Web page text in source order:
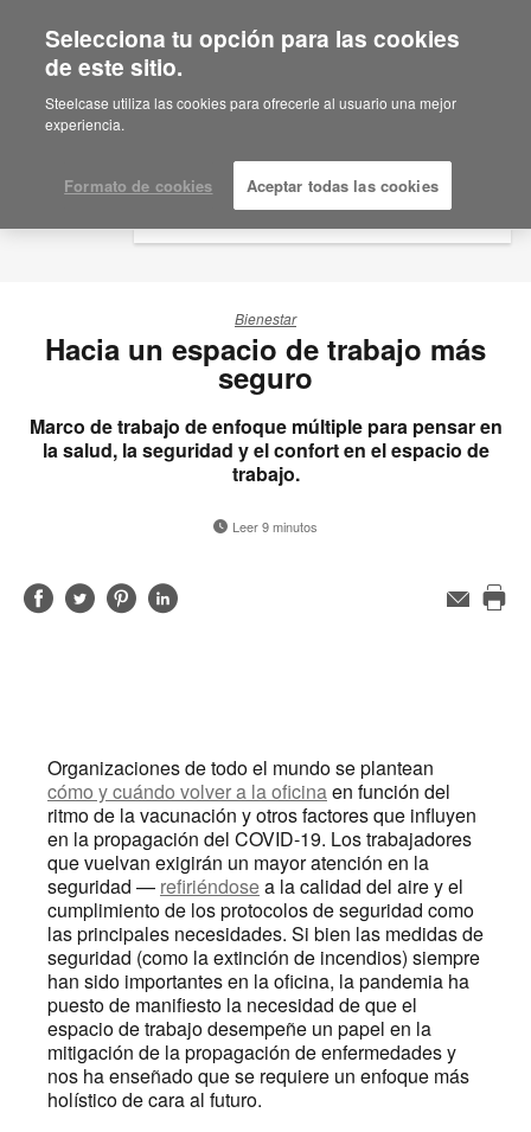
Are you in United States?
Would you like to see Products we sell in
your region?
English
Español
Bienestar
Hacia un espacio de trabajo más
seguro
Marco de trabajo de enfoque múltiple para pensar en
la salud, la seguridad y el confort en el espacio de
trabajo.
Leer 9 minutos
Compartir
Compartir
Compartir
Compartir
Correo
Organizaciones de todo el mundo se plantean
cómo y cuándo volver a la oficinaen función del
ritmo de la vacunación y otros factores que influyen
en la propagación del COVID-19. Los trabajadores
que vuelvan exigirán un mayor atención en la
seguridad — refiriéndosea la calidad del aire y el
cumplimiento de los protocolos de seguridad como
las principales necesidades. Si bien las medidas de
seguridad (como la extinción de incendios) siempre
han sido importantes en la oficina, la pandemia ha
puesto de manifiesto la necesidad de que el
espacio de trabajo desempeñe un papel en la
mitigación de la propagación de enfermedades y
nos ha enseñado que se requiere un enfoque más
holístico de cara al futuro.
Selecciona tu opción para las cookies
de este sitio.
Steelcase utiliza las cookies para ofrecerle al usuario una mejor
experiencia.
Formato de cookies Aceptar todas las cookies